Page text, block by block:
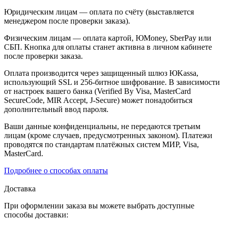
Юридическим лицам — оплата по счёту (выставляется
менеджером после проверки заказа).
Физическим лицам — оплата картой, ЮMoney, SberPay или
СБП. Кнопка для оплаты станет активна в личном кабинете
после проверки заказа.
Оплата производится через защищенный шлюз ЮKassa,
использующий SSL и 256-битное шифрование. В зависимости
от настроек вашего банка (Verified By Visa, MasterCard
SecureCode, MIR Accept, J-Secure) может понадобиться
дополнительный ввод пароля.
Ваши данные конфиденциальны, не передаются третьим
лицам (кроме случаев, предусмотренных законом). Платежи
проводятся по стандартам платёжных систем МИР, Visa,
MasterCard.
Подробнее о способах оплаты
Доставка
При оформлении заказа вы можете выбрать доступные
способы доставки: